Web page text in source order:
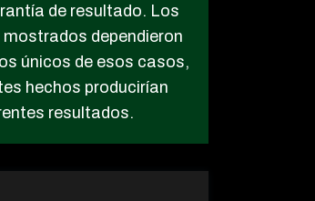
de resultado. Los
dependieron
únicos de esos casos,
hechos producirían
resultados.